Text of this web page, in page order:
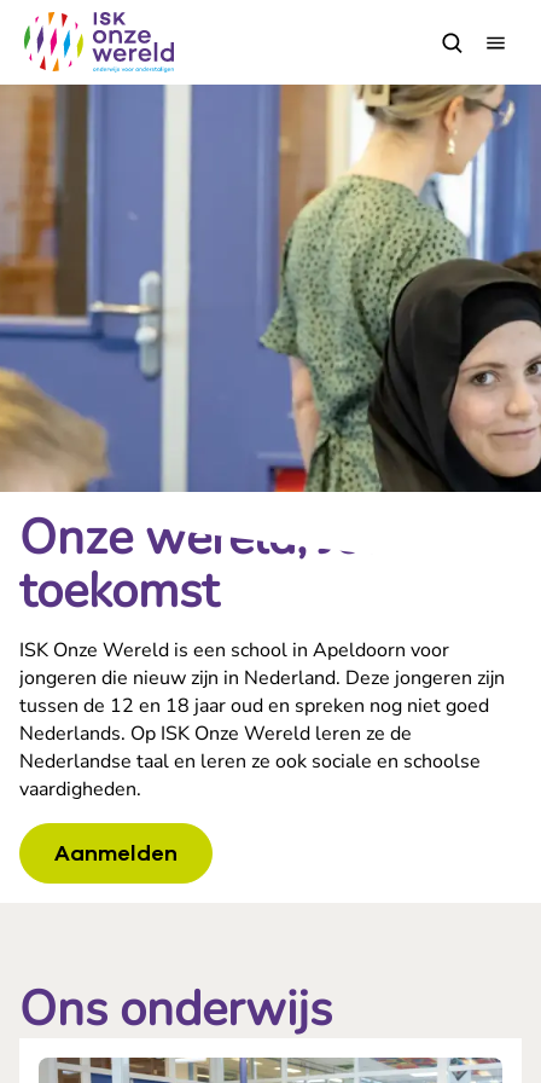
Home ISK
Onze wereld, Jouw
toekomst
ISK Onze Wereld is een school in Apeldoorn voor
jongeren die nieuw zijn in Nederland. Deze jongeren zijn
tussen de 12 en 18 jaar oud en spreken nog niet goed
Nederlands. Op ISK Onze Wereld leren ze de
Nederlandse taal en leren ze ook sociale en schoolse
vaardigheden.
Aanmelden
Ons onderwijs